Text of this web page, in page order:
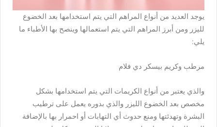
يوجد العديد من أنواع المراهم التي يتم استخدامها بعد الخضوع
لليزر ومن أبرز المراهم التي يتم استعمالها وينصح بها الأطباء ما
يلي:
مرطب وكريم بيسكر دي فلام
والذي يعتبر من أنواع الكريمات التي يتم استخدامها بشكل
مخصص بعد الخضوع الليزر والذي بدوره يعمل على ترطيب
البشرة وتهدئتها ومنع حدوث أي التهابات أو احمرار بها بالإضافة